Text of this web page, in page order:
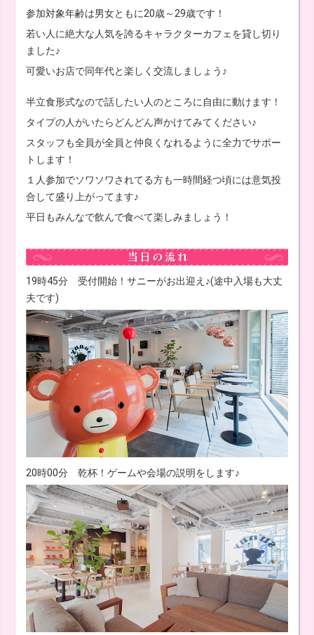
参加対象年齢は男女ともに20歳～29歳です！
若い人に絶大な人気を誇るキャラクターカフェを貸し切り
ました♪
可愛いお店で同年代と楽しく交流しましょう♪
半立食形式なので話したい人のところに自由に動けます！
タイプの人がいたらどんどん声かけてみてください♪
スタッフも全員が全員と仲良くなれるように全力でサポー
トします！
１人参加でソワソワされてる方も一時間経つ頃には意気投
合して盛り上がってます♪
平日もみんなで飲んで食べて楽しみましょう！
19時45分 受付開始！サニーがお出迎え♪(途中入場も大丈
夫です)
20時00分 乾杯！ゲームや会場の説明をします♪